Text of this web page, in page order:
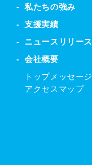
私たちの強み
支援実績
ニュースリリース
会社概要
トップメッセージ
アクセスマップ